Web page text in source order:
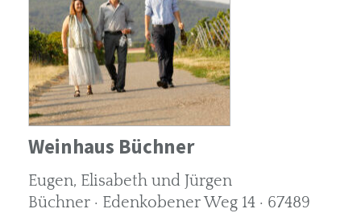
Weinhaus Büchner
Eugen, Elisabeth und Jürgen
Büchner · Edenkobener Weg 14 · 67489